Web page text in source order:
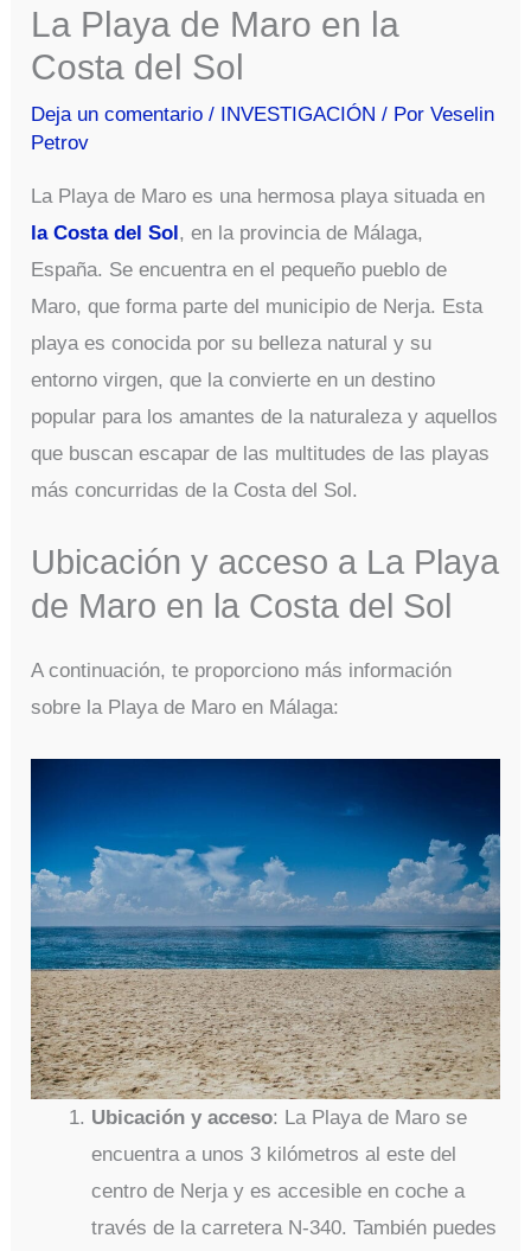
La Playa de Maro en la
Costa del Sol
Deja un comentario / INVESTIGACIÓN / PorVeselin
Petrov
La Playa de Maro es una hermosa playa situada en
la Costa del Sol , en la provincia de Málaga,
España. Se encuentra en el pequeño pueblo de
Maro, que forma parte del municipio de Nerja. Esta
playa es conocida por su belleza natural y su
entorno virgen, que la convierte en un destino
popular para los amantes de la naturaleza y aquellos
que buscan escapar de las multitudes de las playas
más concurridas de la Costa del Sol.
Ubicación y acceso a La Playa
de Maro en la Costa del Sol
A continuación, te proporciono más información
sobre la Playa de Maro en Málaga:
Ubicación y acceso: La Playa de Maro se
encuentra a unos 3 kilómetros al este del
centro de Nerja y es accesible en coche a
través de la carretera N-340. También puedes